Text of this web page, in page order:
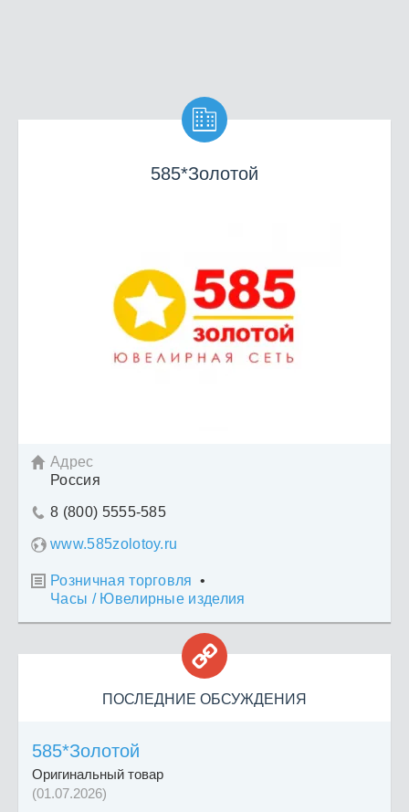

585*Золотой
 Адрес
Россия
 8 (800) 5555-585
www.585zolotoy.ru
 Розничная торговля •
Часы / Ювелирные изделия

ПОСЛЕДНИЕ ОБСУЖДЕНИЯ
585*Золотой
Оригинальный товар
(01.07.2026)